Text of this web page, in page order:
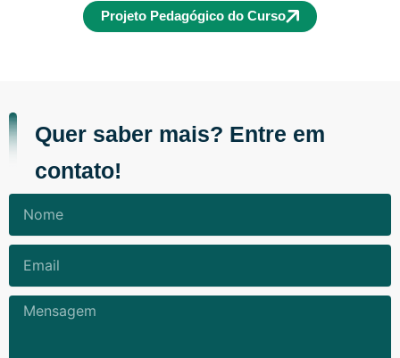
Projeto Pedagógico do Curso
Quer saber mais? Entre em
contato!
Mensagem